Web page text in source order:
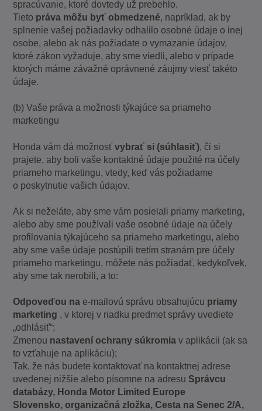
spracúvanie, ktoré dovtedy už prebehlo.
Tieto práva môžu byť obmedzené, napríklad, ak by
splnenie vašej požiadavky odhalilo osobné údaje o inej
osobe, alebo ak nás požiadate o vymazanie údajov,
ktoré zákon vyžaduje, aby sme viedli, alebo v prípade
ktorých máme závažné oprávnené záujmy viesť takéto
údaje.
(b) Vaše práva a možnosti týkajúce sa priameho
marketingu
Honda vám dá možnosťvybrať si (súhlasiť), či si
prajete, aby boli vaše kontaktné údaje použité na účely
priameho marketingu, vtedy, keď vás požiadame
o poskytnutie vašich údajov.
Ak si neželáte, aby sme vám posielali priamy marketing,
alebo aby sme používali vaše osobné údaje na účely
profilovania týkajúceho sa priameho marketingu, alebo
aby sme vaše údaje postúpili tretím stranám pre účely
priameho marketingu, môžete nás požiadať, kedykoľvek,
aby sme tak nerobili, a to:
Odpoveďou nae-mailovú správu obsahujúcu priamy
marketing , v ktorej v riadku predmet správy uvediete
„odhlásiť“;
Zmenou nastavení ochrany súkromia v aplikácii (ak sa
to vzťahuje na aplikáciu);
Tak, že nás budete kontaktovať na kontaktnej adrese
uvedenej nižšie alebo písomne na adresu Správcu
databázy, Honda Motor Limited Europe
Slovensko, organizačná zložka, Cesta na Senec 2/A,